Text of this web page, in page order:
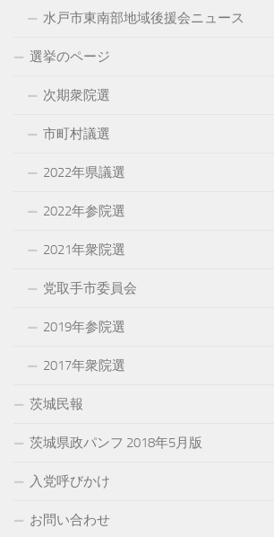
水戸市東南部地域後援会ニュース
選挙のページ
次期衆院選
市町村議選
2022年県議選
2022年参院選
2021年衆院選
党取手市委員会
2019年参院選
2017年衆院選
茨城民報
茨城県政パンフ 2018年5月版
入党呼びかけ
お問い合わせ